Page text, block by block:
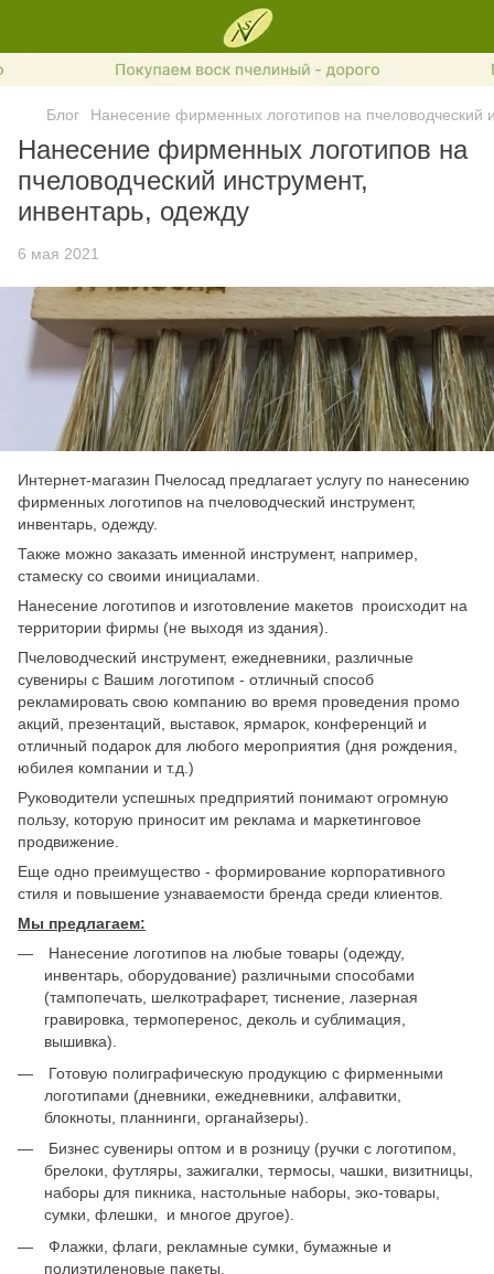
Блог Нанесение фирменных логотипов на пчеловодческий
Нанесение фирменных логотипов на
пчеловодческий инструмент,
инвентарь, одежду
6 мая 2021
Интернет-магазин Пчелосад предлагает услугу по нанесению
фирменных логотипов на пчеловодческий инструмент,
инвентарь, одежду.
Также можно заказать именной инструмент, например,
стамеску со своими инициалами.
Нанесение логотипов и изготовление макетов происходит на
территории фирмы (не выходя из здания).
Пчеловодческий инструмент, ежедневники, различные
сувениры с Вашим логотипом - отличный способ
рекламировать свою компанию во время проведения промо
акций, презентаций, выставок, ярмарок, конференций и
отличный подарок для любого мероприятия (дня рождения,
юбилея компании и т.д.)
Руководители успешных предприятий понимают огромную
пользу, которую приносит им реклама и маркетинговое
продвижение.
Еще одно преимущество - формирование корпоративного
стиля и повышение узнаваемости бренда среди клиентов.
Мы предлагаем:
Нанесение логотипов на любые товары (одежду,
инвентарь, оборудование) различными способами
(тампопечать, шелкотрафарет, тиснение, лазерная
гравировка, термоперенос, деколь и сублимация,
вышивка).
Готовую полиграфическую продукцию с фирменными
логотипами (дневники, ежедневники, алфавитки,
блокноты, планнинги, органайзеры).
Бизнес сувениры оптом и в розницу (ручки с логотипом,
брелоки, футляры, зажигалки, термосы, чашки, визитницы,
наборы для пикника, настольные наборы, эко-товары,
сумки, флешки, и многое другое).
Флажки, флаги, рекламные сумки, бумажные и
полиэтиленовые пакеты.